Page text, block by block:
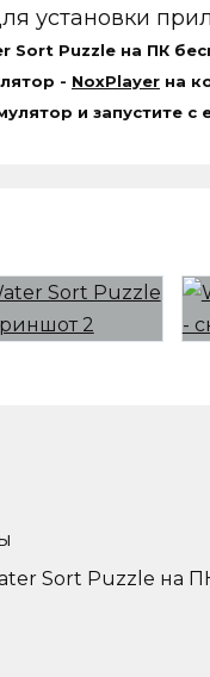
установки
Sort Puzzle на ПК
- NoxPlayer на
и запустите
Sort Puzzle на